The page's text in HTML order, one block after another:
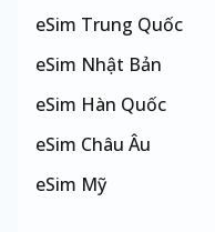
eSim Trung Quốc
eSim Nhật Bản
eSim Hàn Quốc
eSim Châu Âu
eSim Mỹ